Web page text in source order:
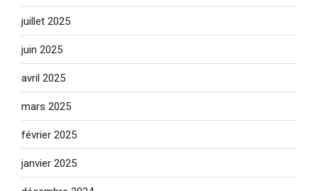
juillet 2025
juin 2025
avril 2025
mars 2025
février 2025
janvier 2025